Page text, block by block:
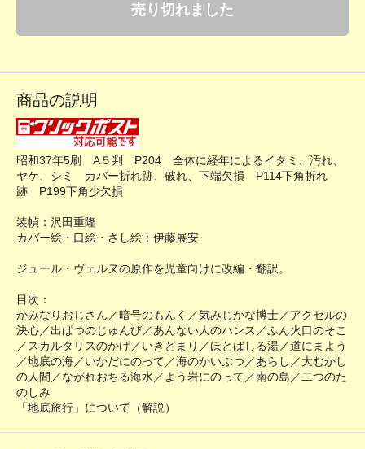
売り切れました
商品の説明
昭和37年5刷 A５判 P204 全体に経年によるイタミ、汚れ、
ヤケ、シミ カバー折れ跡、破れ、下端欠損 P114下角折れ
跡 P199下角少欠損
装幀：沢田重隆
カバー絵・口絵・さし絵：伊藤展安
ジュール・ヴェルヌの原作を児童向けに改編・翻訳。
目次：
かみなりおじさん／暗号のもんく／気みじかな博士／アクセルの
決心／出ぱつのじゅんび／あんない人のハンス／ふん火口のそこ
／スカルタリスのかげ／いきどまり／ほとばしる湯／道にまよう
／地底の海／いかだにのって／海のかいぶつ／あらし／大むかし
の人間／ながれおちる海水／よう岩にのって／南の島／二つのた
のしみ
「地底旅行」について（解説）